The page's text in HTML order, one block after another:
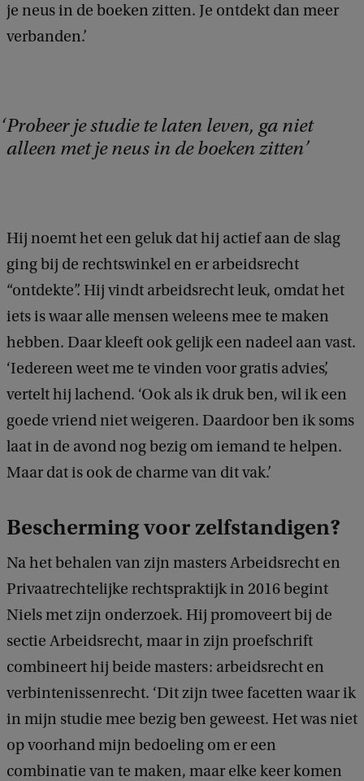
je neus in de boeken zitten. Je ontdekt dan meer
verbanden.’
Probeer je studie te laten leven, ga niet
alleen met je neus in de boeken zitten
Hij noemt het een geluk dat hij actief aan de slag
ging bij de rechtswinkel en er arbeidsrecht
“ontdekte”. Hij vindt arbeidsrecht leuk, omdat het
iets is waar alle mensen weleens mee te maken
hebben. Daar kleeft ook gelijk een nadeel aan vast.
‘Iedereen weet me te vinden voor gratis advies’,
vertelt hij lachend. ‘Ook als ik druk ben, wil ik een
goede vriend niet weigeren. Daardoor ben ik soms
laat in de avond nog bezig om iemand te helpen.
Maar dat is ook de charme van dit vak.’
Bescherming voor zelfstandigen?
Na het behalen van zijn masters Arbeidsrecht en
Privaatrechtelijke rechtspraktijk in 2016 begint
Niels met zijn onderzoek. Hij promoveert bij de
sectie Arbeidsrecht, maar in zijn proefschrift
combineert hij beide masters: arbeidsrecht en
verbintenissenrecht. ‘Dit zijn twee facetten waar ik
in mijn studie mee bezig ben geweest. Het was niet
op voorhand mijn bedoeling om er een
combinatie van te maken, maar elke keer komen